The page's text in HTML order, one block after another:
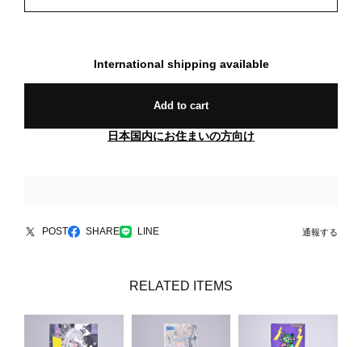
International shipping available
Add to cart
日本国内にお住まいの方向け
POST SHARE LINE 通報する
RELATED ITEMS